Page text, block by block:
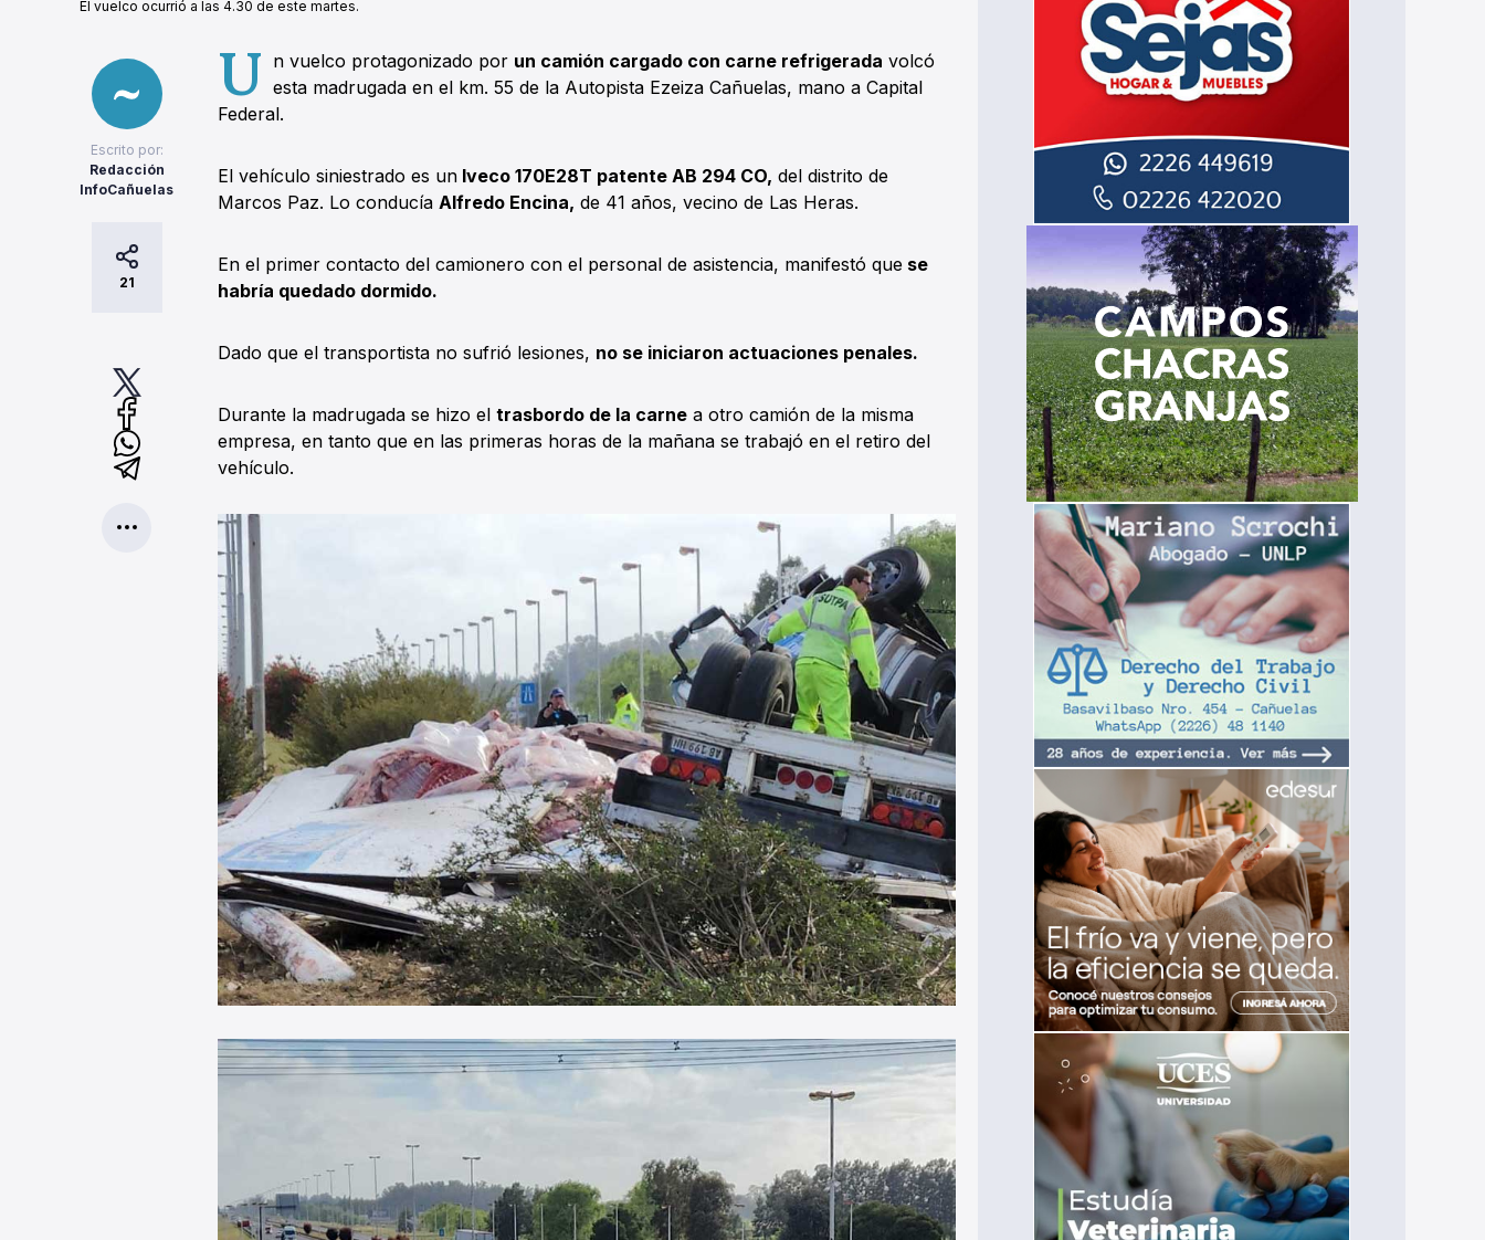
El vuelco ocurrió a las 4.30 de este martes.
Escrito por:
Redacción
InfoCañuelas
21
U n vuelco protagonizado por un camión cargado con carne refrigerada volcó
esta madrugada en el km. 55 de la Autopista Ezeiza Cañuelas, mano a Capital
Federal.
El vehículo siniestrado es un Iveco 170E28T patente AB 294 CO, del distrito de
Marcos Paz. Lo conducía Alfredo Encina, de 41 años, vecino de Las Heras.
En el primer contacto del camionero con el personal de asistencia, manifestó que se
habría quedado dormido.
Dado que el transportista no sufrió lesiones, no se iniciaron actuaciones penales.
Durante la madrugada se hizo el trasbordo de la carne a otro camión de la misma
empresa, en tanto que en las primeras horas de la mañana se trabajó en el retiro del
vehículo.